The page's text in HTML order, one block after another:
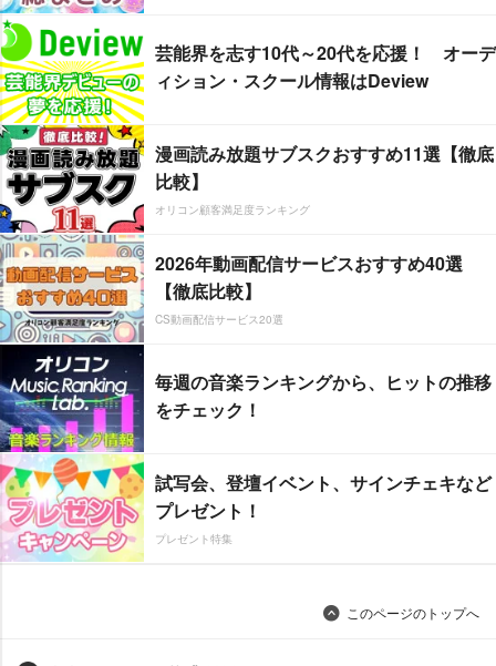
芸能界を志す10代～20代を応援！ オーデ
ィション・スクール情報はDeview
漫画読み放題サブスクおすすめ11選【徹底
比較】
オリコン顧客満足度ランキング
2026年動画配信サービスおすすめ40選
【徹底比較】
CS動画配信サービス20選
毎週の音楽ランキングから、ヒットの推移
をチェック！
試写会、登壇イベント、サインチェキなど
プレゼント！
プレゼント特集
このページのトップへ